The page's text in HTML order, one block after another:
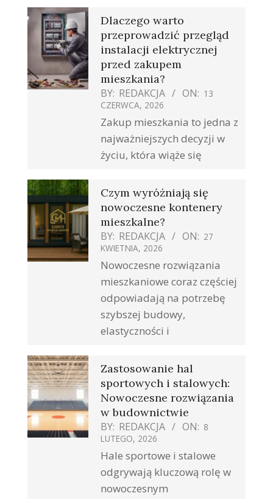
Dlaczego warto
przeprowadzić przegląd
instalacji elektrycznej
przed zakupem
mieszkania?
BY: REDAKCJA ON: 13
CZERWCA, 2026
Zakup mieszkania to jedna z
najważniejszych decyzji w
życiu, która wiąże się
Czym wyróżniają się
nowoczesne kontenery
mieszkalne?
BY: REDAKCJA ON: 27
KWIETNIA, 2026
Nowoczesne rozwiązania
mieszkaniowe coraz częściej
odpowiadają na potrzebę
szybszej budowy,
elastyczności i
Zastosowanie hal
sportowych i stalowych:
Nowoczesne rozwiązania
w budownictwie
BY: REDAKCJA ON: 8
LUTEGO, 2026
Hale sportowe i stalowe
odgrywają kluczową rolę w
nowoczesnym